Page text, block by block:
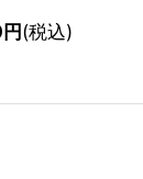
円(税込)